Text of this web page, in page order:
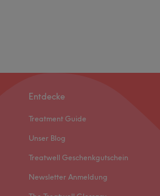
Entdecke
Treatment Guide
Unser Blog
Treatwell Geschenkgutschein
Newsletter Anmeldung